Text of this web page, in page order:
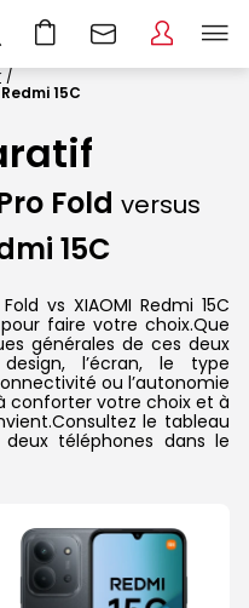
15C
Fold versus
15C
vs XIAOMI Redmi 15C
faire votre choix.Que
générales de ces deux
l’écran, le type
ou l’autonomie
conforter votre choix et à
le tableau
téléphones dans le